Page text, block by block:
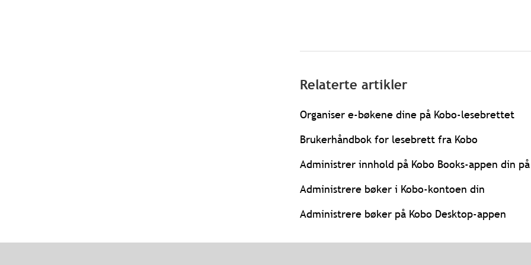
Relaterte artikler
Organiser e-bøkene dine på Kobo-lesebrettet
Brukerhåndbok for lesebrett fra Kobo
Administrer innhold på Kobo Books-appen din på
Administrere bøker i Kobo-kontoen din
Administrere bøker på Kobo Desktop-appen